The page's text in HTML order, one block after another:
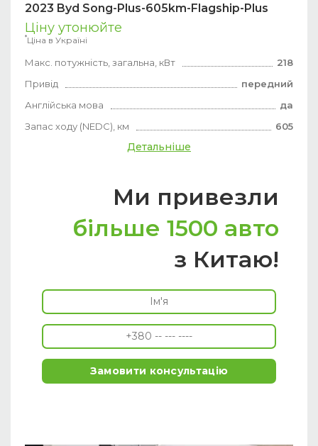
2023 Byd Song-Plus-605km-Flagship-Plus
Ціну утонюйте
*Ціна в Україні
Макс. потужність, загальна, кВт
218
Привід
передний
Англійська мова
да
Запас ходу (NEDC), км
605
Детальніше
Ми привезли
більше 1500 авто
з Китаю!